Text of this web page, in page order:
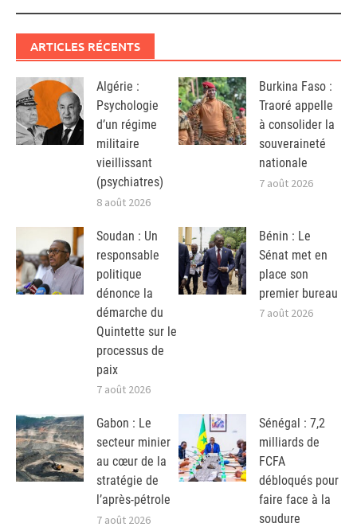
ARTICLES RÉCENTS
Algérie :
Psychologie
d’un régime
militaire
vieillissant
(psychiatres)
8 août 2026
Burkina Faso :
Traoré appelle
à consolider la
souveraineté
nationale
7 août 2026
Soudan : Un
responsable
politique
dénonce la
démarche du
Quintette sur le
processus de
paix
7 août 2026
Bénin : Le
Sénat met en
place son
premier bureau
7 août 2026
Gabon : Le
secteur minier
au cœur de la
stratégie de
l’après-pétrole
7 août 2026
Sénégal : 7,2
milliards de
FCFA
débloqués pour
faire face à la
soudure